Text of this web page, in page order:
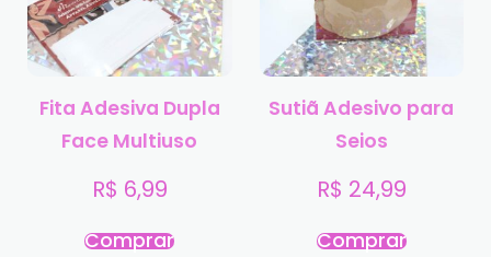
Fita Adesiva Dupla
Face Multiuso
R$ 6,99
Comprar
Sutiã Adesivo para
Seios
R$ 24,99
Comprar